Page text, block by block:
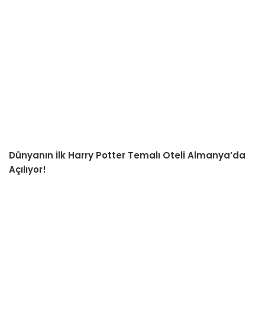
Dünyanın İlk Harry Potter Temalı Oteli Almanya’da
Açılıyor!